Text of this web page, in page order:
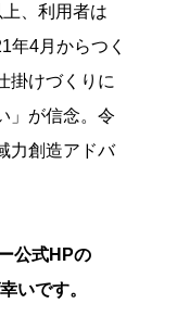
、利用者は
年4月からつく
掛けづくりに
」が信念。令
力創造アドバ
公式HPの
いです。